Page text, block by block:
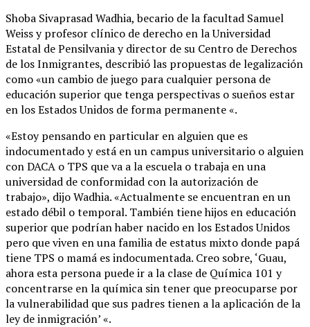
Shoba Sivaprasad Wadhia, becario de la facultad Samuel
Weiss y profesor clínico de derecho en la Universidad
Estatal de Pensilvania y director de su Centro de Derechos
de los Inmigrantes, describió las propuestas de legalización
como «un cambio de juego para cualquier persona de
educación superior que tenga perspectivas o sueños estar
en los Estados Unidos de forma permanente «.
«Estoy pensando en particular en alguien que es
indocumentado y está en un campus universitario o alguien
con DACA o TPS que va a la escuela o trabaja en una
universidad de conformidad con la autorización de
trabajo», dijo Wadhia. «Actualmente se encuentran en un
estado débil o temporal. También tiene hijos en educación
superior que podrían haber nacido en los Estados Unidos
pero que viven en una familia de estatus mixto donde papá
tiene TPS o mamá es indocumentada. Creo sobre, ‘Guau,
ahora esta persona puede ir a la clase de Química 101 y
concentrarse en la química sin tener que preocuparse por
la vulnerabilidad que sus padres tienen a la aplicación de la
ley de inmigración’ «.